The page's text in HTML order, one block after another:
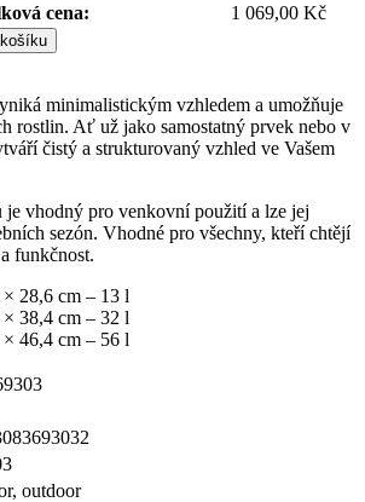
cena:
1 069,00 Kč
minimalistickým vzhledem a umožňuje
rostlin. Ať už jako samostatný prvek nebo v
čistý a strukturovaný vzhled ve Vašem
vhodný pro venkovní použití a lze jej
sezón. Vhodné pro všechny, kteří chtějí
funkčnost.
28,6 cm – 13 l
38,4 cm – 32 l
46,4 cm – 56 l
outdoor